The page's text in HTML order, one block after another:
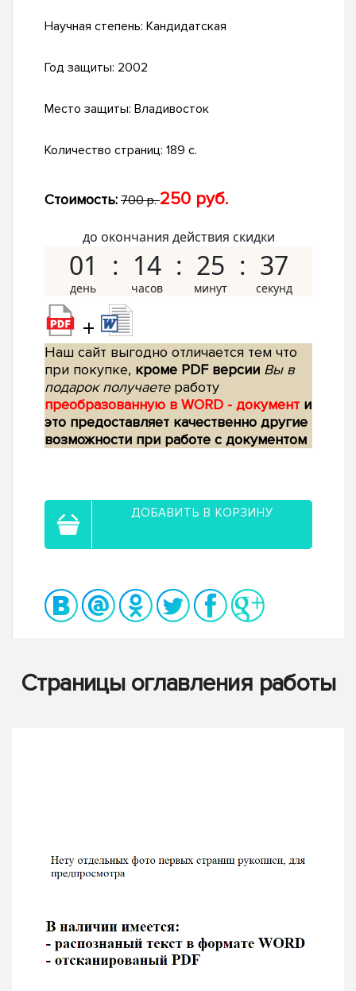
Научная степень: Кандидатская
Год защиты: 2002
Место защиты: Владивосток
Количество страниц: 189 с.
Стоимость: 700 р.250 руб.
до окончания действия скидки
01 14 25 36
+
Наш сайт выгодно отличается тем что
при покупке, кроме PDF версии Вы в
подарок получаетеработу
преобразованную в WORD - документ и
это предоставляет качественно другие
возможности при работе с документом
ДОБАВИТЬ В КОРЗИНУ
Страницы оглавления работы